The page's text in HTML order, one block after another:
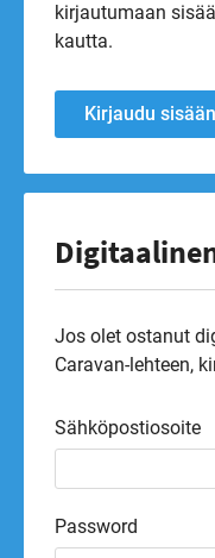
kirjautumaan
kautta.
Kirjaudu sisään
Jos olet ostanut
Caravan-lehteen,
Sähköpostiosoite
Password